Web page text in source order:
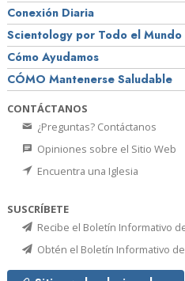
Conexión Diaria
Scientology por Todo el Mundo
Cómo Ayudamos
CÓMO Mantenerse Saludable
CONTÁCTANOS
¿Preguntas? Contáctanos
Opiniones sobre el Sitio Web
Encuentra una Iglesia
SUSCRÍBETE
Recibe el Boletín Informativo
Obtén el Boletín Informativo